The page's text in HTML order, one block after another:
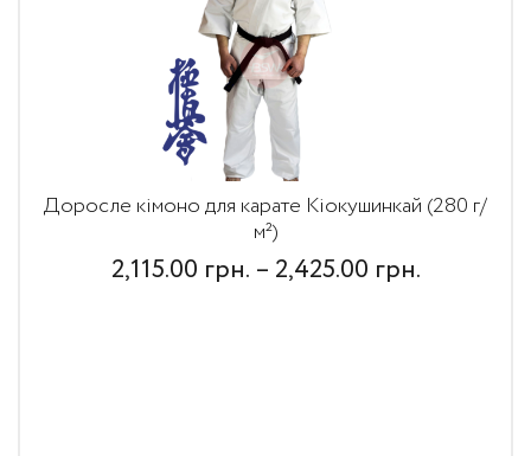
Доросле кімоно для карате Кіокушинкай (280 г/
м²)
2,115.00 грн. – 2,425.00 грн.Price